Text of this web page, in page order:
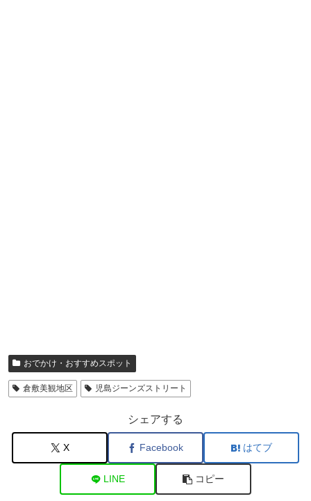
おでかけ・おすすめスポット
倉敷美観地区 児島ジーンズストリート
シェアする
X Facebook はてブ
LINE コピー